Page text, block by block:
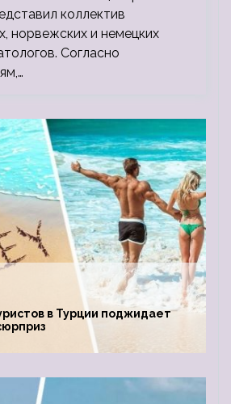
коллектив
норвежских и немецких
Согласно
в Турции поджидает